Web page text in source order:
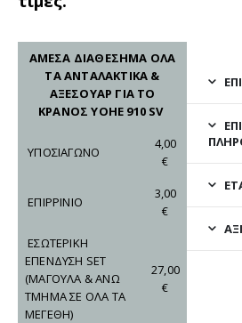
ΑΜΕΣΑ ΔΙΑΘΕΣΗΜΑ ΟΛΑ
ΤΑ ΑΝΤΑΛΑΚΤΙΚΑ &
ΑΞΕΣΟΥΑΡ ΓΙΑ ΤΟ
ΚΡΑΝΟΣ YOHE 910 SV
ΥΠΟΣΙΑΓΩΝΟ
4,00
€
ΕΠΙΡΡΙΝΙΟ
3,00
€
ΕΣΩΤΕΡΙΚΗ
ΕΠΕΝΔΥΣΗ SET
(ΜΑΓΟΥΛΑ & ΑΝΩ
ΤΜΗΜΑ ΣΕ ΟΛΑ ΤΑ
ΜΕΓΕΘΗ)
27,00
€